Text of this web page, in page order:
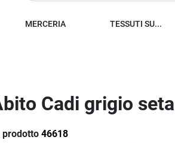
MERCERIA TESSUTI SU...
Cadi grigio seta
prodotto 46618